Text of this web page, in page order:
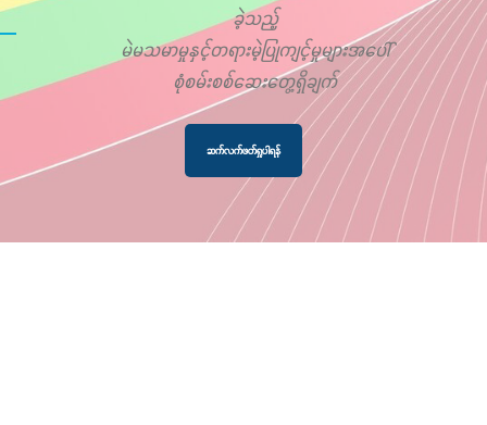
ခဲ့သည့်
မဲမသမာမှုနှင့်တရားမဲ့ပြုကျင့်မှုများအပေါ်
စုံစမ်းစစ်ဆေးတွေ့ရှိချက်
ဆက်လက်ဖတ်ရှုပါရန်